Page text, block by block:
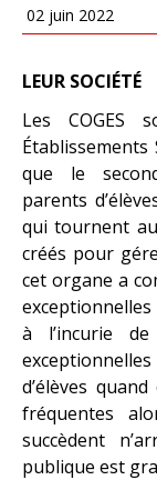
02 juin 2022
LEUR SOCIÉTÉ
Les COGES
que le
parents
qui tournent
créés pour
cet organe a
à l’incurie
d’élèves
fréquentes
succèdent
publique est